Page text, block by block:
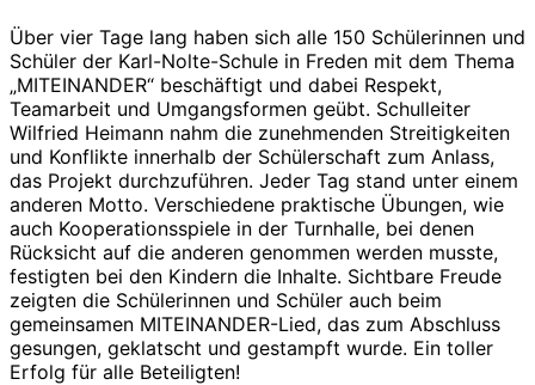
Über vier Tage lang haben sich alle 150 Schülerinnen und
Schüler der Karl-Nolte-Schule in Freden mit dem Thema
„MITEINANDER“ beschäftigt und dabei Respekt,
Teamarbeit und Umgangsformen geübt. Schulleiter
Wilfried Heimann nahm die zunehmenden Streitigkeiten
und Konflikte innerhalb der Schülerschaft zum Anlass,
das Projekt durchzuführen. Jeder Tag stand unter einem
anderen Motto. Verschiedene praktische Übungen, wie
auch Kooperationsspiele in der Turnhalle, bei denen
Rücksicht auf die anderen genommen werden musste,
festigten bei den Kindern die Inhalte. Sichtbare Freude
zeigten die Schülerinnen und Schüler auch beim
gemeinsamen MITEINANDER-Lied, das zum Abschluss
gesungen, geklatscht und gestampft wurde. Ein toller
Erfolg für alle Beteiligten!